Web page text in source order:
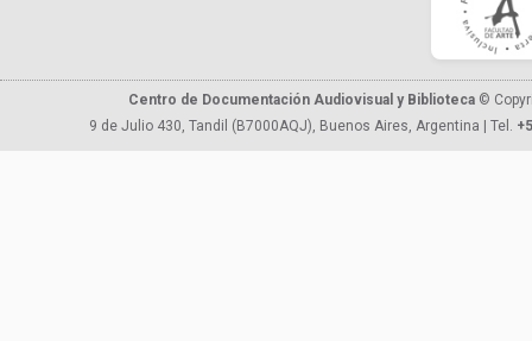
Centro de Documentación Audiovisual y Biblioteca ©
9 de Julio 430, Tandil (B7000AQJ), Buenos Aires, Argentina | Tel.